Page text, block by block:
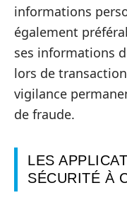
informations
également
ses informations
lors de
vigilance
de fraude.
LES
SÉCURITÉ À